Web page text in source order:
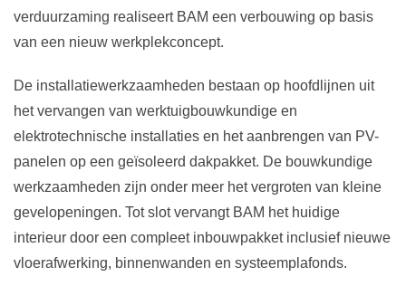
verduurzaming realiseert BAM een verbouwing op basis
van een nieuw werkplekconcept.
De installatiewerkzaamheden bestaan op hoofdlijnen uit
het vervangen van werktuigbouwkundige en
elektrotechnische installaties en het aanbrengen van PV-
panelen op een geïsoleerd dakpakket. De bouwkundige
werkzaamheden zijn onder meer het vergroten van kleine
gevelopeningen. Tot slot vervangt BAM het huidige
interieur door een compleet inbouwpakket inclusief nieuwe
vloerafwerking, binnenwanden en systeemplafonds.